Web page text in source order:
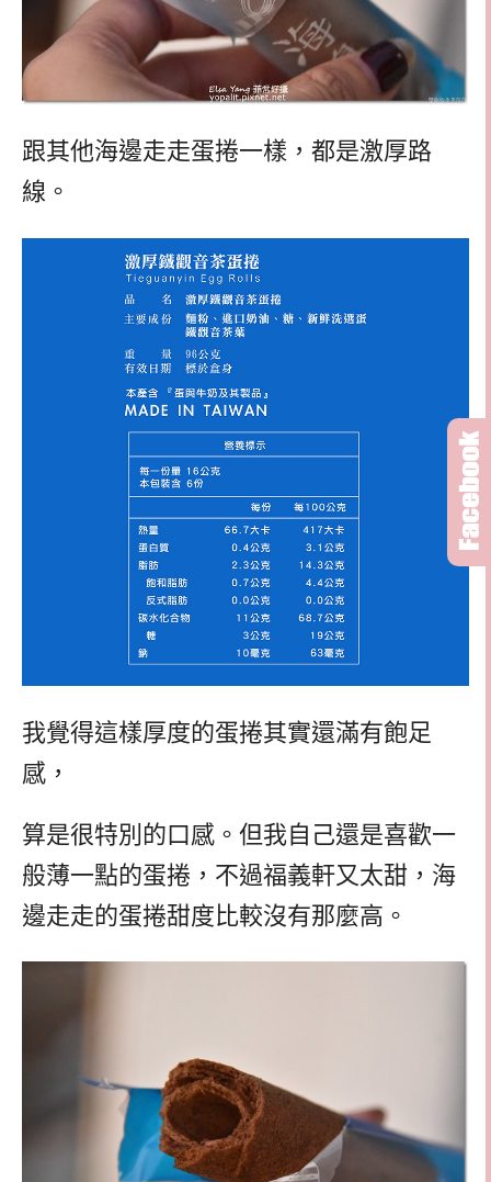
跟其他海邊走走蛋捲一樣，都是激厚路
線。
我覺得這樣厚度的蛋捲其實還滿有飽足
感，
算是很特別的口感。但我自己還是喜歡一
般薄一點的蛋捲，不過福義軒又太甜，海
邊走走的蛋捲甜度比較沒有那麼高。